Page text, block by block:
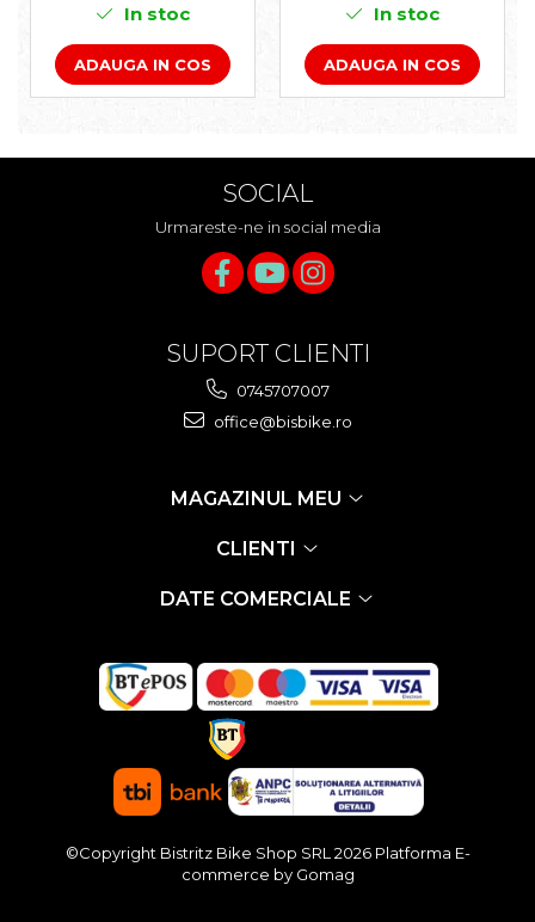
In stoc
ADAUGA IN COS
In stoc
ADAUGA IN COS
SOCIAL
Urmareste-ne in social media
SUPORT CLIENTI
0745707007
office@bisbike.ro
MAGAZINUL MEU
CLIENTI
DATE COMERCIALE
©Copyright Bistritz Bike Shop SRL 2026 Platforma E-
commerce by Gomag